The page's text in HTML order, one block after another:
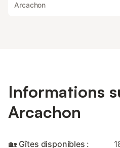
Arcachon
Informations
Arcachon
🏡 Gîtes disponibles :